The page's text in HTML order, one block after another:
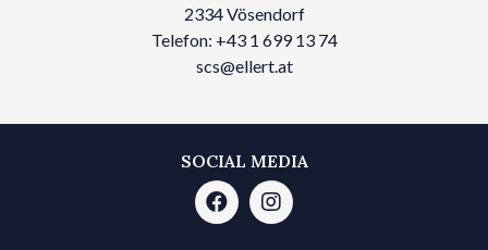
2334 Vösendorf
Telefon: +43 1 699 13 74
scs@ellert.at
SOCIAL MEDIA